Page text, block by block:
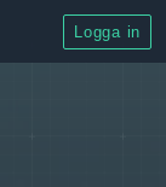
Logga in